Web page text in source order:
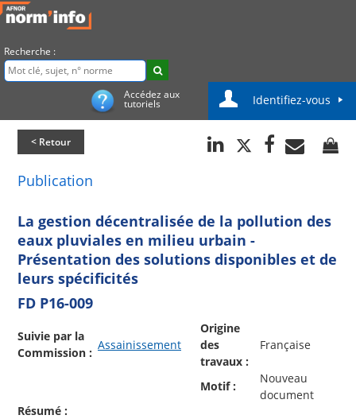
Recherche :
Accédez aux
tutoriels Identifiez-vous
< Retour
Publication
La gestion décentralisée de la pollution des
eaux pluviales en milieu urbain -
Présentation des solutions disponibles et de
leurs spécificités
FD P16-009
Suivie par la
Commission :
Assainissement
Origine
des
travaux :
Française
Motif :
Nouveau
document
Résumé :